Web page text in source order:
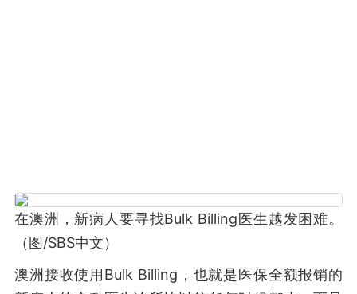
在澳洲，新病人要寻找Bulk Billing医生越发困难。
（图/SBS中文）
澳洲接收使用Bulk Billing，也就是医保全额报销的